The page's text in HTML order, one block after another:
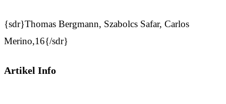
{sdr}Thomas Bergmann, Szabolcs Safar, Carlos
Merino,16{/sdr}
Artikel Info